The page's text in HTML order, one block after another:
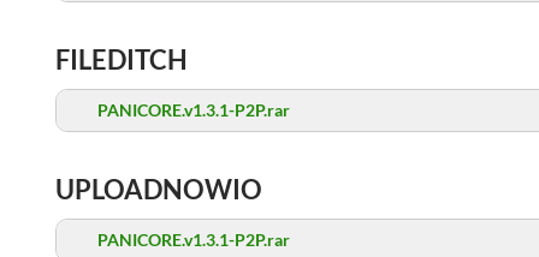
FILEDITCH
PANICORE.v1.3.1-P2P.rar
UPLOADNOWIO
PANICORE.v1.3.1-P2P.rar